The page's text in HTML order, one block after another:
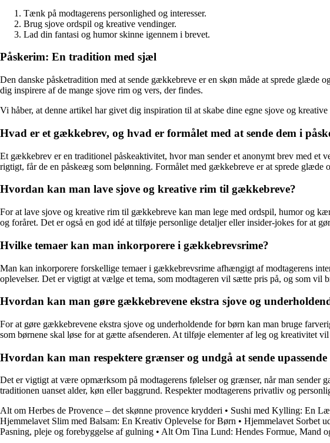
Tænk på modtagerens personlighed og interesser.
Brug sjove ordspil og kreative vendinger.
Lad din fantasi og humor skinne igennem i brevet.
Påskerim: En tradition med sjæl
Den danske påsketradition med at sende gækkebreve er en skøn måde at sprede glæde
dig inspirere af de mange sjove rim og vers, der findes.
Vi håber, at denne artikel har givet dig inspiration til at skabe dine egne sjove og
Hvad er et gækkebrev, og hvad er formålet med at sende dem i
Et gækkebrev er en traditionel påskeaktivitet, hvor man sender et anonymt brev med
rigtigt, får de en påskeæg som belønning. Formålet med gækkebreve er at sprede glæde
Hvordan kan man lave sjove og kreative rim til gækkebreve?
For at lave sjove og kreative rim til gækkebreve kan man lege med ordspil, humor og
og foråret. Det er også en god idé at tilføje personlige detaljer eller insider-jokes for at
Hvilke temaer kan man inkorporere i gækkebrevsrime?
Man kan inkorporere forskellige temaer i gækkebrevsrime afhængigt af modtagerens
oplevelser. Det er vigtigt at vælge et tema, som modtageren vil sætte pris på, og som vil
Hvordan kan man gøre gækkebrevene ekstra sjove og
For at gøre gækkebrevene ekstra sjove og underholdende for børn kan man bruge
som børnene skal løse for at gætte afsenderen. At tilføje elementer af leg og kreativitet
Hvordan kan man respektere grænser og undgå at sende
Det er vigtigt at være opmærksom på modtagerens følelser og grænser, når man
traditionen uanset alder, køn eller baggrund. Respekter modtagerens privatliv og
Alt om Herbes de Provence – det skønne provence krydderi • Sushi med Kylling: En
Hjemmelavet Slim med Balsam: En Kreativ Oplevelse for Børn • Hjemmelavet Sorbet
Pasning, pleje og forebyggelse af gulning • Alt Om Tina Lund: Hendes Formue, Mand